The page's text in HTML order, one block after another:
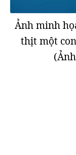
Ảnh minh
thịt một